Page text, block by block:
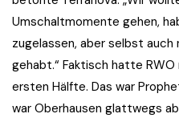
Umschaltmomente gehen,
zugelassen, aber selbst auch
gehabt.“ Faktisch hatte
ersten Hälfte. Das war
war Oberhausen glattwegs